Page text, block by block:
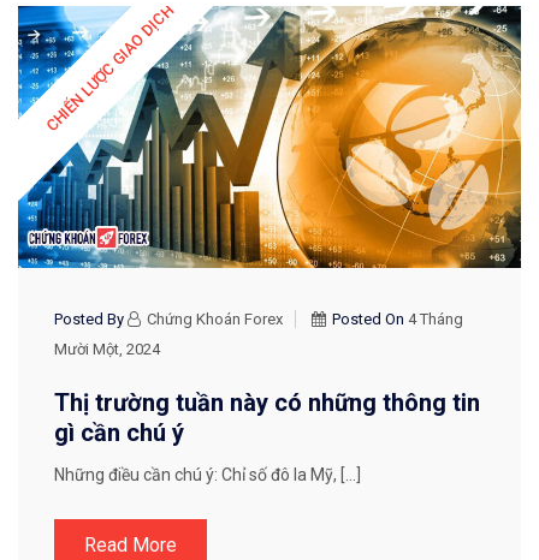
CHIẾN LƯỢC GIAO DỊCH
Posted By Chứng Khoán Forex Posted On 4 Tháng
Mười Một, 2024
Thị trường tuần này có những thông tin
gì cần chú ý
Những điều cần chú ý: Chỉ số đô la Mỹ, […]
Read More